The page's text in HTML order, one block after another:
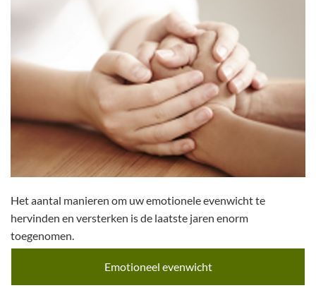
Het aantal manieren om uw emotionele evenwicht te
hervinden en versterken is de laatste jaren enorm
toegenomen.
Emotioneel evenwicht